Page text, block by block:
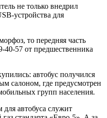
не только внедрил
устройства для
то передняя часть
40-57 от предшественника
автобус получился
салоном, где предусмотрен
групп населения.
автобуса служит